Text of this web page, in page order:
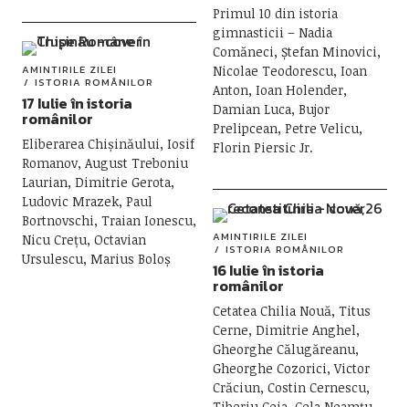
Primul 10 din istoria
gimnasticii – Nadia
Comăneci, Ștefan Minovici,
Nicolae Teodorescu, Ioan
Anton, Ioan Holender,
Damian Luca, Bujor
Prelipcean, Petre Velicu,
Florin Piersic Jr.
AMINTIRILE ZILEI
ISTORIA ROMÂNILOR
17 Iulie în istoria
românilor
Eliberarea Chișinăului, Iosif
Romanov, August Treboniu
Laurian, Dimitrie Gerota,
Ludovic Mrazek, Paul
Bortnovschi, Traian Ionescu,
Nicu Crețu, Octavian
Ursulescu, Marius Boloș
AMINTIRILE ZILEI
ISTORIA ROMÂNILOR
16 Iulie în istoria
românilor
Cetatea Chilia Nouă, Titus
Cerne, Dimitrie Anghel,
Gheorghe Călugăreanu,
Gheorghe Cozorici, Victor
Crăciun, Costin Cernescu,